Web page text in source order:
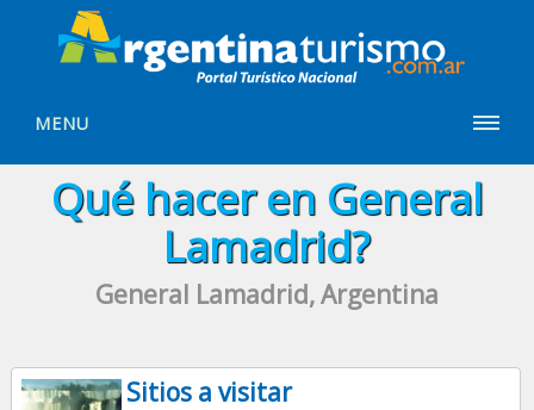
MENU
Qué hacer en General
Lamadrid?
General Lamadrid, Argentina
Sitios a visitar